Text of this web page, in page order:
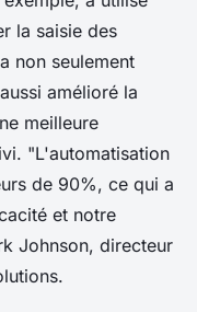
la saisie des
non seulement
amélioré la
meilleure
"L'automatisation
de 90%, ce qui a
et notre
Johnson, directeur